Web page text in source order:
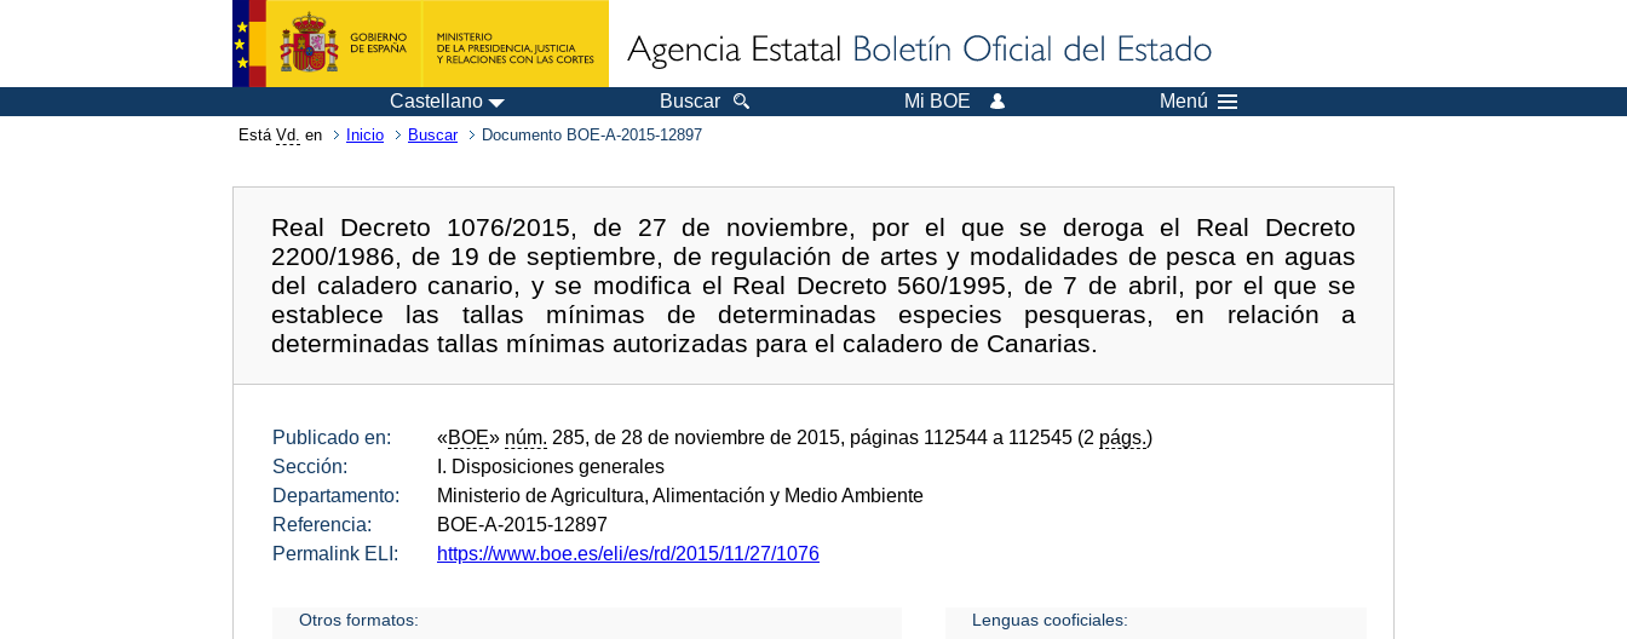
Castellano Buscar Mi BOE Menú
Está Vd. en Inicio Buscar Documento BOE-A-2015-12897
Real Decreto 1076/2015, de 27 de noviembre, por el que se deroga el Real Decreto
2200/1986, de 19 de septiembre, de regulación de artes y modalidades de pesca en aguas
del caladero canario, y se modifica el Real Decreto 560/1995, de 7 de abril, por el que se
establece las tallas mínimas de determinadas especies pesqueras, en relación a
determinadas tallas mínimas autorizadas para el caladero de Canarias.
Publicado en: «BOE» núm. 285, de 28 de noviembre de 2015, páginas 112544 a 112545 (2 págs.)
Sección:
I. Disposiciones generales
Departamento:
Ministerio de Agricultura, Alimentación y Medio Ambiente
Referencia:
BOE-A-2015-12897
Permalink ELI:
https://www.boe.es/eli/es/rd/2015/11/27/1076
Otros formatos: Lenguas cooficiales: